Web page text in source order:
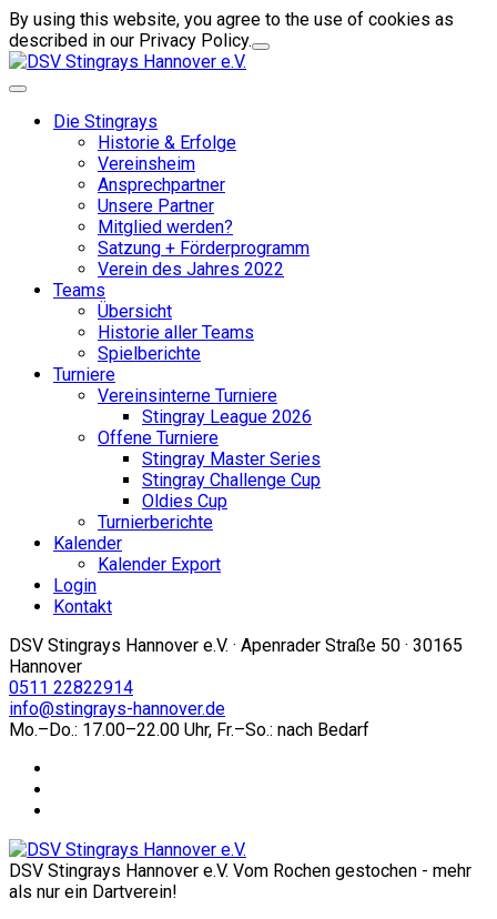
By using this website, you agree to the use of cookies as
described in our Privacy Policy.
Die Stingrays
Historie & Erfolge
Vereinsheim
Ansprechpartner
Unsere Partner
Mitglied werden?
Satzung + Förderprogramm
Verein des Jahres 2022
Teams
Übersicht
Historie aller Teams
Spielberichte
Turniere
Vereinsinterne Turniere
Stingray League 2026
Offene Turniere
Stingray Master Series
Stingray Challenge Cup
Oldies Cup
Turnierberichte
Kalender
Kalender Export
Login
Kontakt
DSV Stingrays Hannover e.V. · Apenrader Straße 50 · 30165
Hannover
0511 22822914
info@stingrays-hannover.de
Mo.–Do.: 17.00–22.00 Uhr, Fr.–So.: nach Bedarf
DSV Stingrays Hannover e.V. Vom Rochen gestochen - mehr
als nur ein Dartverein!